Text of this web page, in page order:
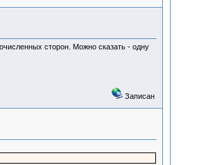
сторон. Можно сказать - одну
Записан